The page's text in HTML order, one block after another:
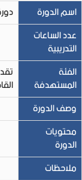
اسم الدورة
عدد الساعات
التدريبية
الفئة
المستهدفة
وصف الدورة
محتويات
الدورة
ملاحظات